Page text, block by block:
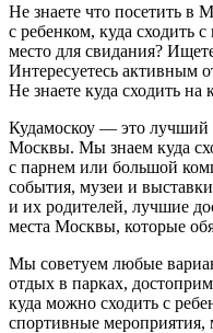
Не знаете что посетить в
с ребенком, куда сходить
место для свидания?
Интересуетесь активным
Не знаете куда сходить
Кудамоскоу — это лучший
Москвы. Мы знаем куда
с парнем или большой
события, музеи и
и их родителей, лучшие
места Москвы, которые
Мы советуем любые
отдых в парках,
куда можно сходить с
спортивные мероприятия,